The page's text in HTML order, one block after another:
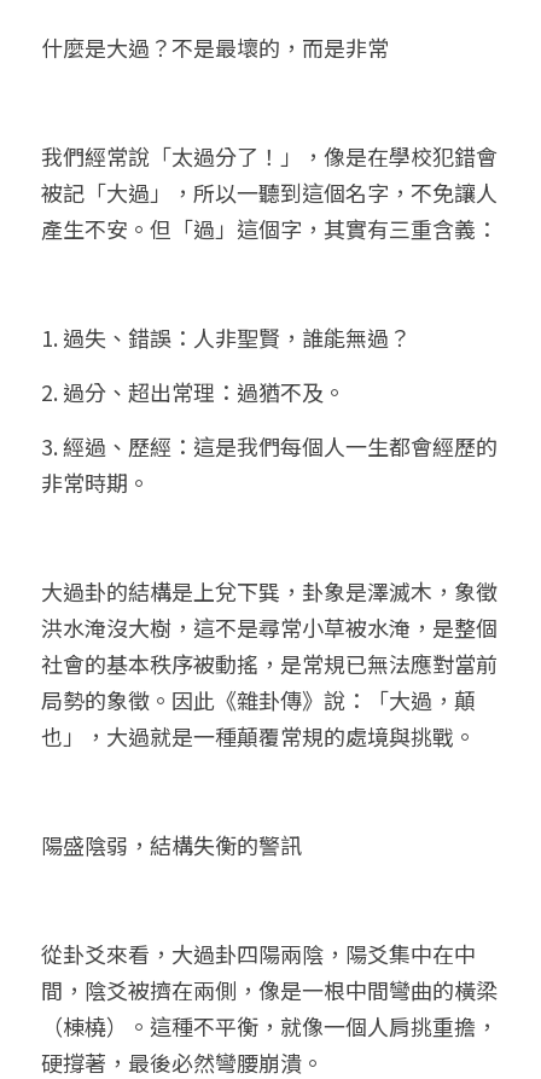
什麼是大過？不是最壞的，而是非常
我們經常說「太過分了！」，像是在學校犯錯會
被記「大過」，所以一聽到這個名字，不免讓人
產生不安。但「過」這個字，其實有三重含義：
1. 過失、錯誤：人非聖賢，誰能無過？
2. 過分、超出常理：過猶不及。
3. 經過、歷經：這是我們每個人一生都會經歷的
非常時期。
大過卦的結構是上兌下巽，卦象是澤滅木，象徵
洪水淹沒大樹，這不是尋常小草被水淹，是整個
社會的基本秩序被動搖，是常規已無法應對當前
局勢的象徵。因此《雜卦傳》說：「大過，顛
也」，大過就是一種顛覆常規的處境與挑戰。
陽盛陰弱，結構失衡的警訊
從卦爻來看，大過卦四陽兩陰，陽爻集中在中
間，陰爻被擠在兩側，像是一根中間彎曲的橫梁
（棟橈）。這種不平衡，就像一個人肩挑重擔，
硬撐著，最後必然彎腰崩潰。